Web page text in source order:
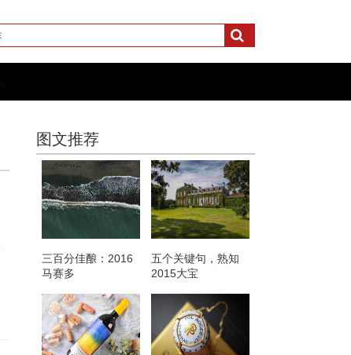
图文推荐
三百分佳酿：2016
马赛多
五个关键句，熟知
2015大宝